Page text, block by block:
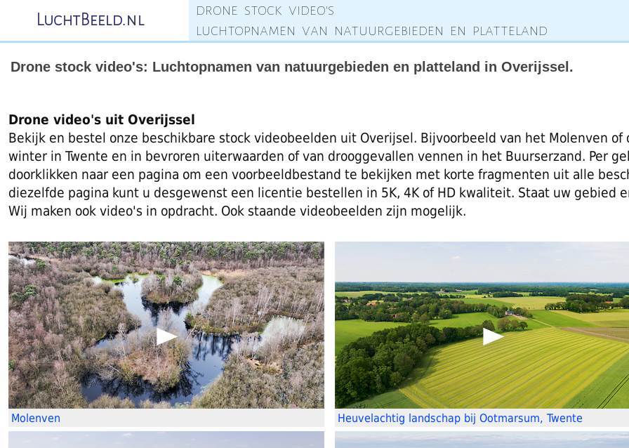
LuchtBeeld.nl
drone stock video's
luchtopnamen van natuurgebieden en platteland
Drone stock video's: Luchtopnamen van natuurgebieden en platteland in Overijssel.
Drone video's uit Overijssel
Bekijk en bestel onze beschikbare stock videobeelden uit Overijsel. Bijvoorbeeld van het Molenven of
winter in Twente en in bevroren uiterwaarden of van drooggevallen vennen in het Buurserzand. Per
doorklikken naar een pagina om een voorbeeldbestand te bekijken met korte fragmenten uit alle
diezelfde pagina kunt u desgewenst een licentie bestellen in 5K, 4K of HD kwaliteit. Staat uw gebied
Wij maken ook video's in opdracht. Ook staande videobeelden zijn mogelijk.
Molenven Heuvelachtig landschap bij Ootmarsum, Twente